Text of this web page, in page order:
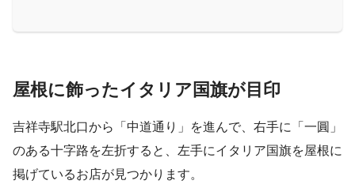
屋根に飾ったイタリア国旗が目印
吉祥寺駅北口から「中道通り」を進んで、右手に「一圓」
のある十字路を左折すると、左手にイタリア国旗を屋根に
掲げているお店が見つかります。